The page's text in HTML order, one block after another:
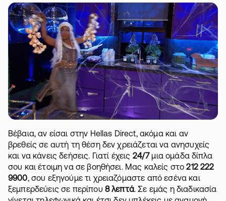
Βέβαια, αν είσαι στην Hellas Direct, ακόμα και αν
βρεθείς σε αυτή τη θέση δεν χρειάζεται να ανησυχείς
και να κάνεις δεήσεις. Γιατί έχεις 24/7μια ομάδα δίπλα
σου και έτοιμη να σε βοηθήσει. Μας καλείς στο212 222
9900, σου εξηγούμε τι χρειαζόμαστε από εσένα και
ξεμπερδεύεις σε περίπου 8 λεπτά. Σε εμάς η διαδικασία